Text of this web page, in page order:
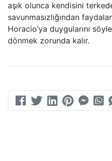
aşık olunca kendisini
savunmasızlığından
Horacio’ya duygularını
dönmek zorunda kalır.